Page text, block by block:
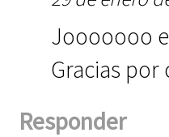
Jooooooo
Gracias
Responder